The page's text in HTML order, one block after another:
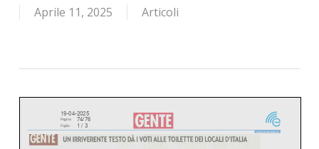
Aprile 11, 2025 Articoli